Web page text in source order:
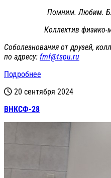
Помним. Любим.
Коллектив физико-
Соболезнования от друзей,
по адресу: fmf@tspu.ru
Подробнее
20 сентября 2024
ВНКСФ-28